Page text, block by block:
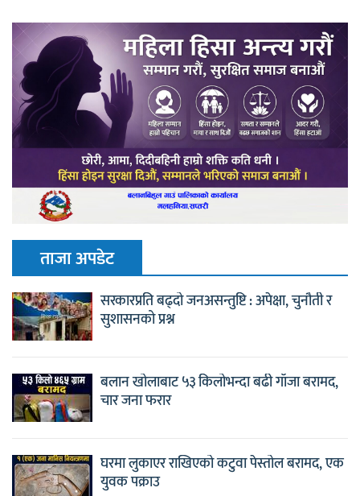
ताजा अपडेट
सरकारप्रति बढ्दो जनअसन्तुष्टि : अपेक्षा, चुनौती र
सुशासनको प्रश्न
बलान खोलाबाट ५३ किलोभन्दा बढी गाँजा बरामद,
चार जना फरार
घरमा लुकाएर राखिएको कटुवा पेस्तोल बरामद, एक
युवक पक्राउ